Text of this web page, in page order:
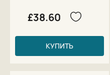
£38.60
КУПИТЬ